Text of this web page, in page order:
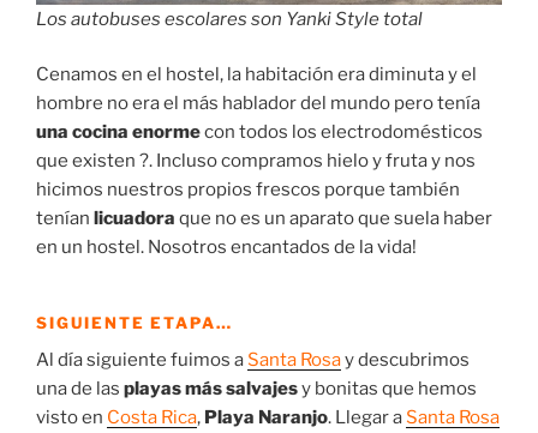
Los autobuses escolares son Yanki Style total
Cenamos en el hostel, la habitación era diminuta y el
hombre no era el más hablador del mundo pero tenía
una cocina enormecon todos los electrodomésticos
que existen ?. Incluso compramos hielo y fruta y nos
hicimos nuestros propios frescos porque también
tenían licuadora que no es un aparato que suela haber
en un hostel. Nosotros encantados de la vida!
SIGUIENTE ETAPA…
Al día siguiente fuimos aSanta Rosay descubrimos
una de las playas más salvajesy bonitas que hemos
visto en Costa Rica, Playa Naranjo. Llegar aSanta Rosa